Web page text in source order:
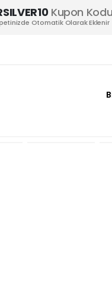
Kupon Kodu
Otomatik Olarak Eklenir